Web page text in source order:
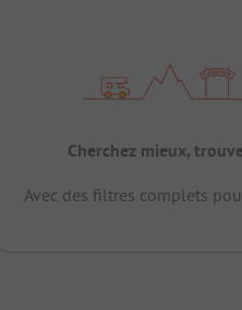
Cherchez mieux,
Avec des filtres complets